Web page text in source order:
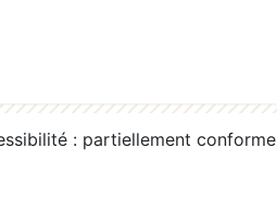
: partiellement conforme